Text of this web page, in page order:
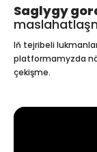
Saglygy
Iň tejribeli
platformamyzda
çekişme.